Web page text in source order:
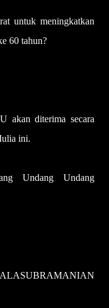
untuk meningkatkan
60 tahun?
akan diterima secara
ini.
Undang Undang